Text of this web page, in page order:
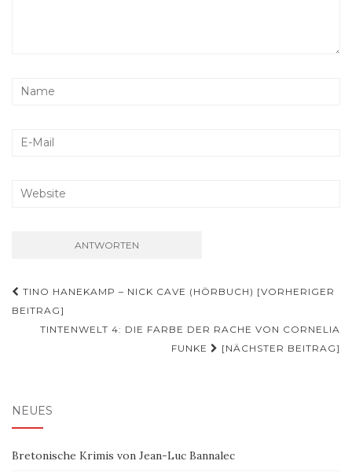
Beitragsnavigation
TINO HANEKAMP – NICK CAVE (HÖRBUCH) [VORHERIGER
BEITRAG]
TINTENWELT 4: DIE FARBE DER RACHE VON CORNELIA
FUNKE
[NÄCHSTER BEITRAG]
NEUES
Bretonische Krimis von Jean-Luc Bannalec